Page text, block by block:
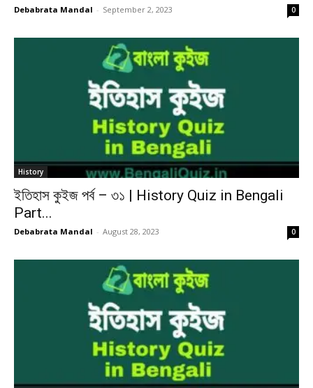
Debabrata Mandal - September 2, 2023 0
History
ইতিহাস কুইজ পর্ব – ৩১ | History Quiz in Bengali
Part...
Debabrata Mandal - August 28, 2023 0